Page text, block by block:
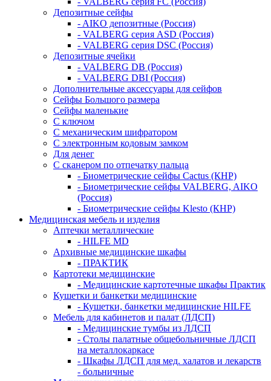
Депозитные сейфы
- AIKO депозитные (Россия)
- VALBERG серия ASD (Россия)
- VALBERG серия DSC (Россия)
Депозитные ячейки
- VALBERG DB (Россия)
- VALBERG DBI (Россия)
Дополнительные аксессуары для сейфов
Сейфы Большого размера
Сейфы маленькие
С ключом
С механическим шифратором
С электронным кодовым замком
Для денег
С сканером по отпечатку пальца
- Биометрические сейфы Cactus (КНР)
- Биометрические сейфы VALBERG, AIKO
(Россия)
- Биометрические сейфы Klesto (КНР)
Медицинская мебель и изделия
Аптечки металлические
- HILFE MD
Архивные медицинские шкафы
- ПРАКТИК
Картотеки медицинские
- Медицинские картотечные шкафы Практик
Кушетки и банкетки медицинские
- Кушетки, банкетки медицинские HILFE
Мебель для кабинетов и палат (ЛДСП)
- Медицинские тумбы из ЛДСП
- Столы палатные общебольничные ЛДСП
на металлокаркасе
- Шкафы ЛДСП для мед. халатов и лекарств
- больничные